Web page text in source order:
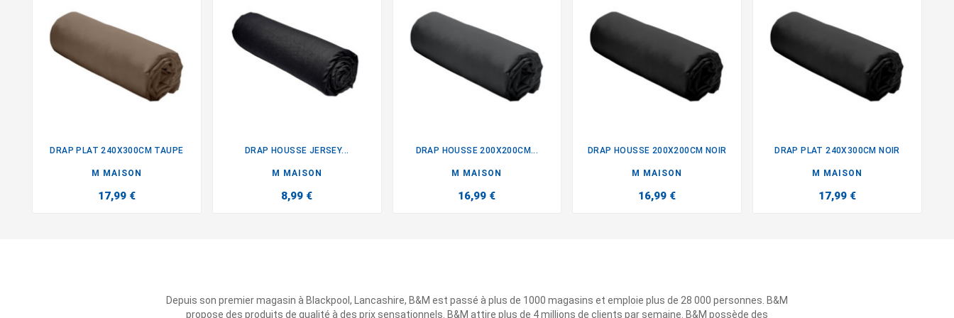
DRAP PLAT 240X300CM TAUPE
M MAISON
17,99 €
DRAP HOUSSE JERSEY...
M MAISON
8,99 €
DRAP HOUSSE 200X200CM...
M MAISON
16,99 €
DRAP HOUSSE 200X200CM NOIR
M MAISON
16,99 €
DRAP PLAT 240X300CM NOIR
M MAISON
17,99 €
Depuis son premier magasin à Blackpool, Lancashire, B&M est passé à plus de 1000 magasins et emploie plus de 28 000 personnes. B&M
propose des produits de qualité à des prix sensationnels. B&M attire plus de 4 millions de clients par semaine. B&M possède des